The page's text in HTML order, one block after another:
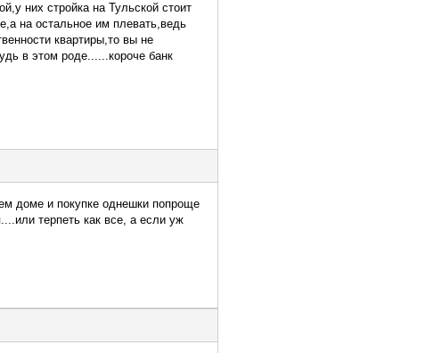
них стройка на Тульской стоит
на остальное им плевать,ведь
квартиры,то вы не
в этом роде......короче банк
доме и покупке однешки попроще
терпеть как все, а если уж